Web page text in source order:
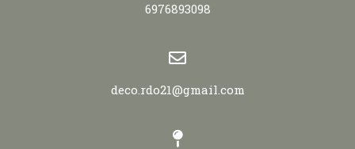
6976893098
deco.rdo21@gmail.com